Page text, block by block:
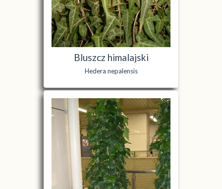
Bluszcz himalajski
Hedera nepalensis